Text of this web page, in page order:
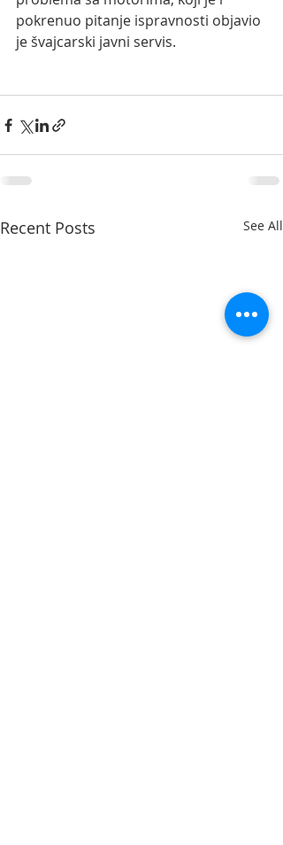
pokrenuo pitanje ispravnosti objavio
je švajcarski javni servis.
Recent Posts See All